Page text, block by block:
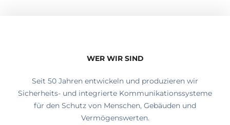
WER WIR SIND
Seit 50 Jahren entwickeln und produzieren wir
Sicherheits- und integrierte Kommunikationssysteme
für den Schutz von Menschen, Gebäuden und
Vermögenswerten.